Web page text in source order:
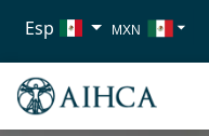
Esp MXN
EUR